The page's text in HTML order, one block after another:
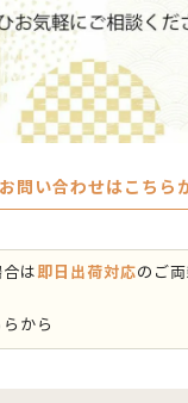
お問い合わせはこちら
は即日出荷対応のご
から